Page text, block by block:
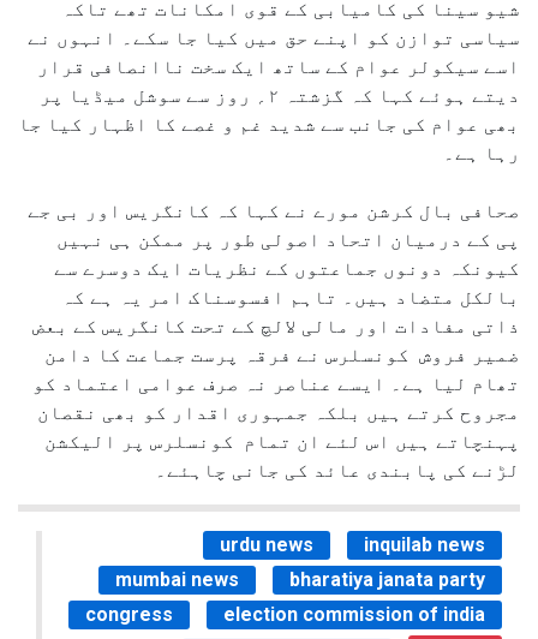
شیو سینا کی کامیابی کے قوی امکانات تھے تاکہ
سیاسی توازن کو اپنے حق میں کیا جا سکے۔ انہوں نے
اسے سیکولر عوام کے ساتھ ایک سخت ناانصافی قرار
دیتے ہوئے کہا کہ گزشتہ ۲؍ روز سے سوشل میڈیا پر
بھی عوام کی جانب سے شدید غم و غصے کا اظہار کیا جا
رہا ہے۔
صحافی بال کرشن مورے نے کہا کہ کانگریس اور بی جے
پی کے درمیان اتحاد اصولی طور پر ممکن ہی نہیں
کیونکہ دونوں جماعتوں کے نظریات ایک دوسرے سے
بالکل متضاد ہیں۔ تاہم افسوسناک امر یہ ہے کہ
ذاتی مفادات اور مالی لالچ کے تحت کانگریس کے بعض
ضمیر فروش کونسلرس نے فرقہ پرست جماعت کا دامن
تھام لیا ہے۔ ایسے عناصر نہ صرف عوامی اعتماد کو
مجروح کرتے ہیں بلکہ جمہوری اقدار کو بھی نقصان
پہنچاتے ہیں اس لئے ان تمام کونسلرس پر الیکشن
لڑنے کی پابندی عائد کی جانی چاہئے۔
urdu news
inquilab news
mumbai news
bharatiya janata party
congress
election commission of india